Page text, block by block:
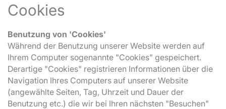
Cookies
Benutzung von 'Cookies'
Während der Benutzung unserer Website werden auf
Ihrem Computer sogenannte "Cookies" gespeichert.
Derartige "Cookies" registrieren Informationen über die
Navigation Ihres Computers auf unserer Website
(angewählte Seiten, Tag, Uhrzeit und Dauer der
Benutzung etc.) die wir bei Ihren nächsten "Besuchen"